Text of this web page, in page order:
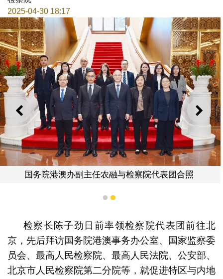
2025-04-30 18:17
上一则 下一
国务院港澳办副主任农融与检察院代表团合照
1 2
检察长陈子劲日前率领检察院代表团前往北
京，先后拜访国务院港澳事务办公室、国家监察委
员会、最高人民检察院、最高人民法院、公安部、
北京市人民检察院第二分院等，就促进特区与内地